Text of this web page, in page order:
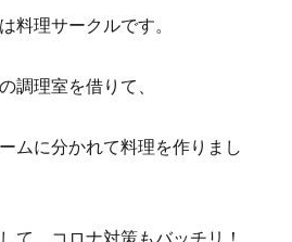
料理サークルです。
調理室を借りて、
ムに分かれて料理を作りまし
て、コロナ対策もバッチリ！